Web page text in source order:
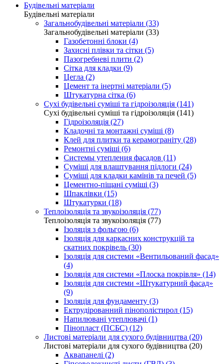
Будівельні матеріали
Будівельні матеріали
Загальнобудівельні матеріали (33)
Загальнобудівельні матеріали (33)
Газобетонні блоки (4)
Захисні плівки та сітки (5)
Пазогребневі плити (2)
Сітка для кладки (9)
Цегла (2)
Цемент та інертні матеріали (5)
Штукатурна сітка (6)
Сухі будівельні суміші та гідроізоляція (141)
Сухі будівельні суміші та гідроізоляція (141)
Гідроізоляція (27)
Кладочні та монтажні суміші (8)
Клей для плитки та керамограніту (28)
Ремонтні суміші (6)
Системы утепления фасадов (11)
Суміші для влаштування підлоги (24)
Суміші для кладки камінів та печей (5)
Цементно-піщані суміші (3)
Шпаклівки (15)
Штукатурки (18)
Теплоізоляція та звукоізоляція (77)
Теплоізоляція та звукоізоляція (77)
Ізоляція з фольгою (6)
Ізоляція для каркасних конструкцій та
скатних покрівель (30)
Ізоляція для системи «Вентильований фасад»
(4)
Ізоляція для системи «Плоска покрівля» (14)
Ізоляція для системи «Штукатурний фасад»
(9)
Ізоляція для фундаменту (3)
Ектрудірованний пінополістирол (15)
Напилювані утеплювачі (1)
Пінопласт (ПСБС) (12)
Листові матеріали для сухого будівництва (20)
Листові матеріали для сухого будівництва (20)
Аквапанелі (2)